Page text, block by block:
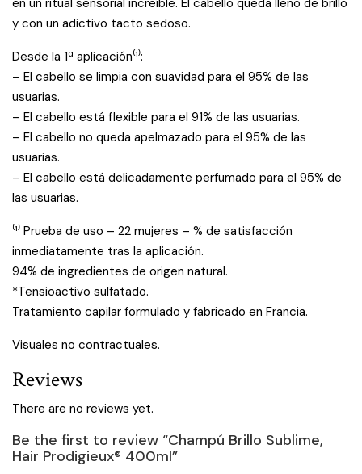
y con un adictivo tacto sedoso.
Desde la 1ª aplicación⁽¹⁾:
– El cabello se limpia con suavidad para el 95% de las
usuarias.
– El cabello está flexible para el 91% de las usuarias.
– El cabello no queda apelmazado para el 95% de las
usuarias.
– El cabello está delicadamente perfumado para el 95% de
las usuarias.
⁽¹⁾ Prueba de uso – 22 mujeres – % de satisfacción
inmediatamente tras la aplicación.
94% de ingredientes de origen natural.
*Tensioactivo sulfatado.
Tratamiento capilar formulado y fabricado en Francia.
Visuales no contractuales.
Reviews
There are no reviews yet.
Be the first to review “Champú Brillo Sublime,
Hair Prodigieux® 400ml”